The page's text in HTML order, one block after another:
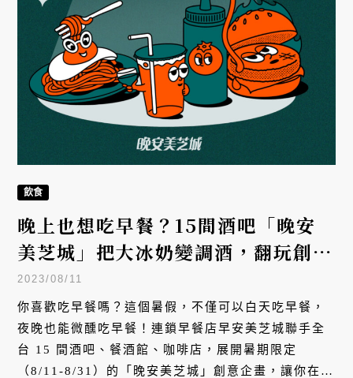
飲食
晚上也想吃早餐？15間酒吧「晚安
美芝城」把大冰奶變調酒，翻玩創意
早餐
2023/08/11
你喜歡吃早餐嗎？這個暑假，不僅可以白天吃早餐，
夜晚也能微醺吃早餐！連鎖早餐店早安美芝城聯手全
台 15 間酒吧、餐酒館、咖啡店，展開暑期限定
（8/11-8/31）的「晚安美芝城」創意企畫，讓你在晚